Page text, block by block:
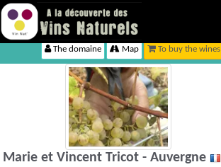
The domaine Map To buy the wines
Marie et Vincent Tricot - Auvergne